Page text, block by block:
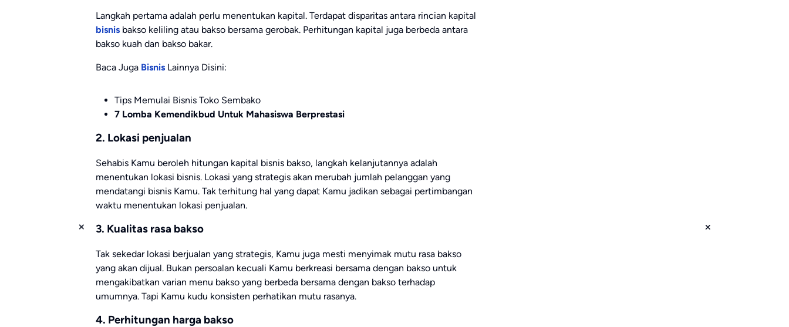
Langkah pertama adalah perlu menentukan kapital. Terdapat disparitas antara rincian kapital
bisnis bakso keliling atau bakso bersama gerobak. Perhitungan kapital juga berbeda antara
bakso kuah dan bakso bakar.
Baca Juga Bisnis Lainnya Disini:
Tips Memulai Bisnis Toko Sembako
7 Lomba Kemendikbud Untuk Mahasiswa Berprestasi
2. Lokasi penjualan
Sehabis Kamu beroleh hitungan kapital bisnis bakso, langkah kelanjutannya adalah
menentukan lokasi bisnis. Lokasi yang strategis akan merubah jumlah pelanggan yang
mendatangi bisnis Kamu. Tak terhitung hal yang dapat Kamu jadikan sebagai pertimbangan
waktu menentukan lokasi penjualan.
3. Kualitas rasa bakso
Tak sekedar lokasi berjualan yang strategis, Kamu juga mesti menyimak mutu rasa bakso
yang akan dijual. Bukan persoalan kecuali Kamu berkreasi bersama dengan bakso untuk
mengakibatkan varian menu bakso yang berbeda bersama dengan bakso terhadap
umumnya. Tapi Kamu kudu konsisten perhatikan mutu rasanya.
4. Perhitungan harga bakso